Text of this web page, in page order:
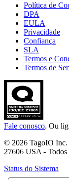
Política de
DPA
EULA
Privacidade
Confiança
SLA
Termos e
Termos de
Fale conosco. Ou
© 2026 TagoIO Inc.
27606 USA - Todos
Status do Sistema